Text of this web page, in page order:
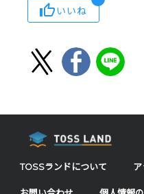
いいね
TOSSランドについて